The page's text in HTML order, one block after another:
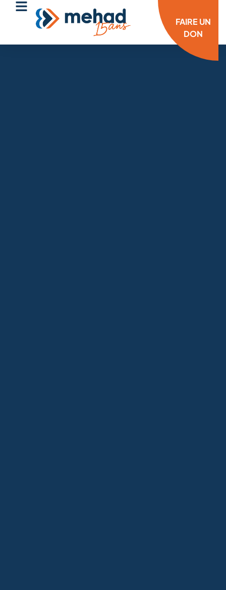
FAIRE UN
DON